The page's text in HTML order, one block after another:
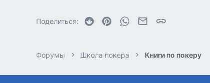
Поделиться: Reddit PinterestWhatsAppЭлектронная почта
Форумы Школа покера Книги по покеру